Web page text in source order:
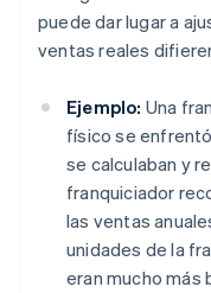
puede dar lugar a
ventas reales
Ejemplo: Una
físico se
se calculaban y
franquiciador
las ventas
unidades de la
eran mucho más